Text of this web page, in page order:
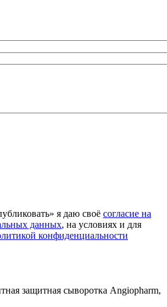
я даю своё согласие на
данных, на условиях и для
конфиденциальности
защитная сыворотка Angiopharm,